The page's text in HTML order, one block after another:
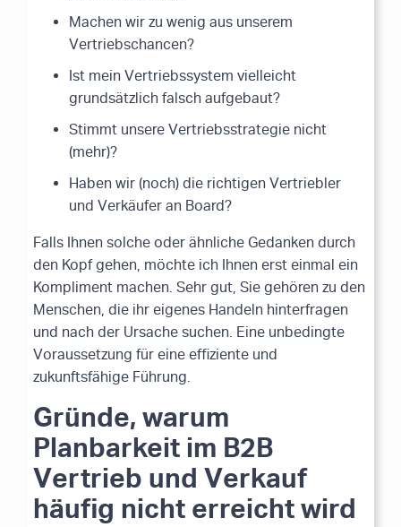
Machen wir zu wenig aus unserem
Vertriebschancen?
Ist mein Vertriebssystem vielleicht
grundsätzlich falsch aufgebaut?
Stimmt unsere Vertriebsstrategie nicht
(mehr)?
Haben wir (noch) die richtigen Vertriebler
und Verkäufer an Board?
Falls Ihnen solche oder ähnliche Gedanken durch
den Kopf gehen, möchte ich Ihnen erst einmal ein
Kompliment machen. Sehr gut, Sie gehören zu den
Menschen, die ihr eigenes Handeln hinterfragen
und nach der Ursache suchen. Eine unbedingte
Voraussetzung für eine effiziente und
zukunftsfähige Führung.
Gründe, warum
Planbarkeit im B2B
Vertrieb und Verkauf
häufig nicht erreicht wird